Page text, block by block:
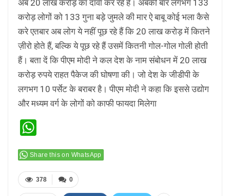
अब 20 लाख करोड़ का दावा कर रहे हैं। अबकी बार लगभग 133
करोड़ लोगों को 133 गुना बड़े जुमले की मार ऐ बाबू कोई भला कैसे
करे एतबार अब लोग ये नहीं पूछ रहे हैं कि 20 लाख करोड़ में कितने
ज़ीरो होते हैं, बल्कि ये पूछ रहे हैं उसमें कितनी गोल-गोल गोली होती
हैं। बता दें कि पीएम मोदी ने कल देश के नाम संबोधन में 20 लाख
करोड़ रुपये राहत पैकेज की घोषणा की। जो देश के जीडीपी के
लगभग 10 पर्सेट के बराबर है। पीएम मोदी ने कहा कि इससे उद्योग
और मध्यम वर्ग के लोगों को काफी फायदा मिलेगा
Share this on WhatsApp
0
378